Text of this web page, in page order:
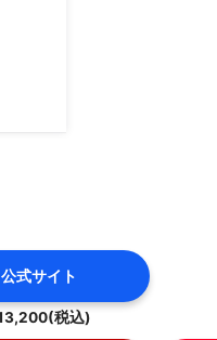
公式サイト
税込)